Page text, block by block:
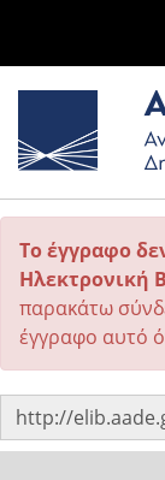
Το έγγραφο
Ηλεκτρονική
παρακάτω
έγγραφο αυτό